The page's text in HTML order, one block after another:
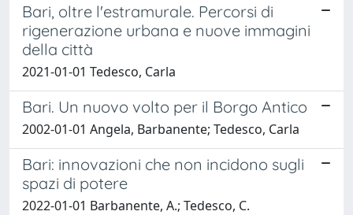
Bari, oltre l'estramurale. Percorsi di
rigenerazione urbana e nuove immagini
della città
2021-01-01 Tedesco, Carla
Bari. Un nuovo volto per il Borgo Antico
2002-01-01 Angela, Barbanente; Tedesco, Carla
Bari: innovazioni che non incidono sugli
spazi di potere
2022-01-01 Barbanente, A.; Tedesco, C.